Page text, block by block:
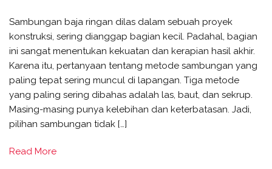
Sambungan baja ringan dilas dalam sebuah proyek
konstruksi, sering dianggap bagian kecil. Padahal, bagian
ini sangat menentukan kekuatan dan kerapian hasil akhir.
Karena itu, pertanyaan tentang metode sambungan yang
paling tepat sering muncul di lapangan. Tiga metode
yang paling sering dibahas adalah las, baut, dan sekrup.
Masing-masing punya kelebihan dan keterbatasan. Jadi,
pilihan sambungan tidak […]
Read More